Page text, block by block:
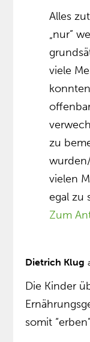
Alles
„nur”
viele
zu
vielen
egal zu
Zum
Dietrich Klug
Die Kinder
somit